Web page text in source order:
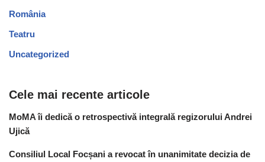
România
Teatru
Uncategorized
Cele mai recente articole
MoMA îi dedică o retrospectivă integrală regizorului Andrei
Ujică
Consiliul Local Focșani a revocat în unanimitate decizia de